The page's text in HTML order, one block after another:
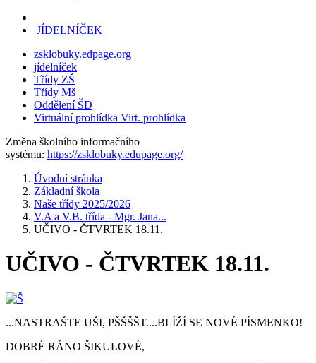
JÍDELNÍČEK
zsklobuky.edpage.org
jídelníček
Třídy ZŠ
Třídy Mš
Oddělení ŠD
Virtuální prohlídka Virt. prohlídka
Změna školního informačního
systému: https://zsklobuky.edupage.org/
Úvodní stránka
Základní škola
Naše třídy 2025/2026
V.A a V.B. třída - Mgr. Jana...
UČIVO - ČTVRTEK 18.11.
UČIVO - ČTVRTEK 18.11.
...NASTRAŠTE UŠI, PŠŠŠŠT....BLÍŽÍ SE NOVÉ PÍSMENKO!
DOBRÉ RÁNO ŠIKULOVÉ,